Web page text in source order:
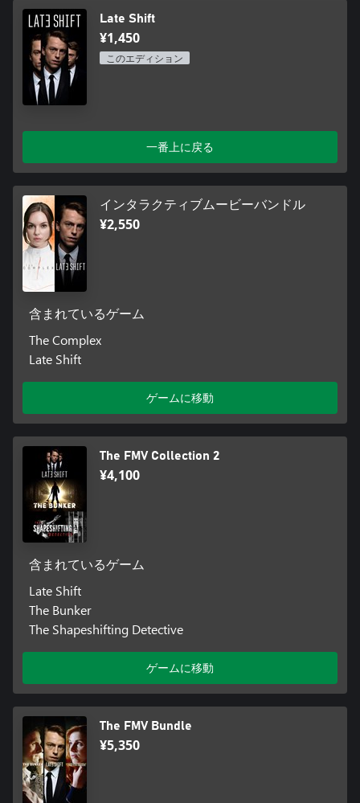
Late Shift
¥1,450
このエディション
一番上に戻る
インタラクティブムービーバンドル
¥2,550
含まれているゲーム
The Complex
Late Shift
ゲームに移動
The FMV Collection 2
¥4,100
含まれているゲーム
Late Shift
The Bunker
The Shapeshifting Detective
ゲームに移動
The FMV Bundle
¥5,350